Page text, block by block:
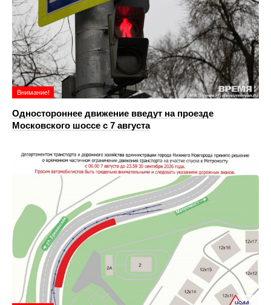
Внимание!
Одностороннее движение введут на проезде
Московского шоссе с 7 августа